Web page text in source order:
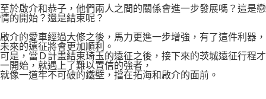
任。
４．使用「AFTEE先享後付」時，將依據個別帳號之用戶狀況，依本公司即
請求用戶進行身份認證。
５．嚴禁一人註冊多個帳號或使用他人資訊註冊。若發現惡意使用之情形，
恩沛科技股份有限公司將有權停止該用戶之使用額度並採取法律行動。
每筆NT$100，滿NT$800(含以上)免運費
國家/地區配送 查看運費
至於啟介和恭子，他們兩人之間的關係會進一步發展嗎？這是戀
情的開始？還是結束呢？
啟介的愛車經過大修之後，馬力更進一步增強，有了這件利器，
未來的遠征將會更加順利。
可是，當Ｄ計畫結束琦玉的遠征之後，接下來的茨城遠征行程才
一開始，就遇上了難以置信的強者，
就像一道牢不可破的鐵壁，擋在拓海和啟介的面前。